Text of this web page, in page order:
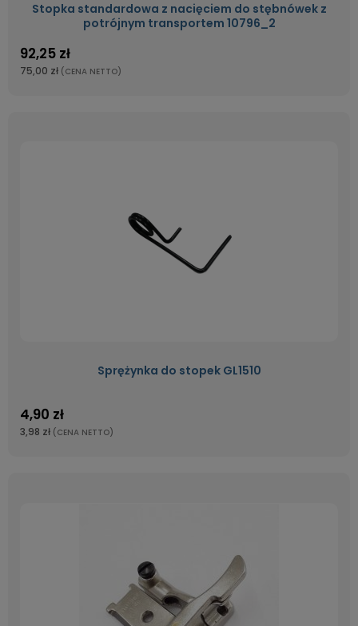
Stopka standardowa z nacięciem do stębnówek z
potrójnym transportem 10796_2
92,25 zł
75,00 zł (CENA NETTO)
Sprężynka do stopek GL1510
4,90 zł
3,98 zł (CENA NETTO)